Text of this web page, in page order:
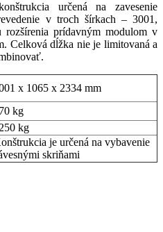
určená na zavesenie
v troch šírkach – 3001,
prídavným modulom v
Celková dĺžka nie je limitovaná a
x 1065 x 2334 mm
kg
kg
je určená na vybavenie
skriňami